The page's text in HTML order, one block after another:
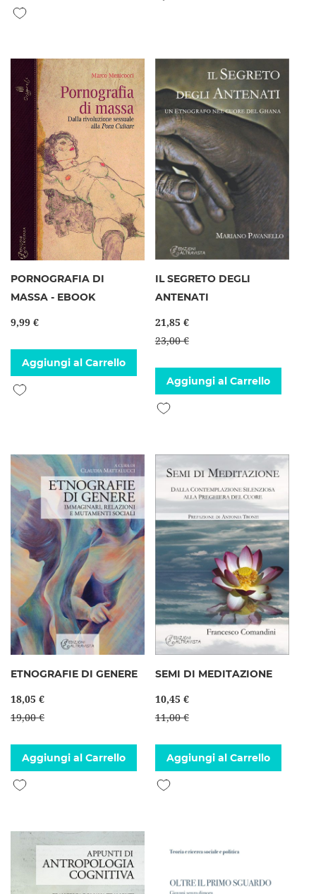
Aggiungi alla lista desideri
PORNOGRAFIA DI
MASSA - EBOOK
9,99 €
Aggiungi al Carrello
Aggiungi alla lista desideri
IL SEGRETO DEGLI
ANTENATI
21,85 €
23,00 €
Aggiungi al Carrello
Aggiungi alla lista desideri
ETNOGRAFIE DI GENERE
18,05 €
19,00 €
Aggiungi al Carrello
Aggiungi alla lista desideri
SEMI DI MEDITAZIONE
10,45 €
11,00 €
Aggiungi al Carrello
Aggiungi alla lista desideri